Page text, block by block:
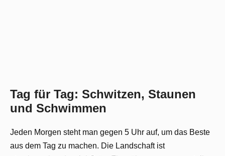
Tag für Tag: Schwitzen, Staunen
und Schwimmen
Jeden Morgen steht man gegen 5 Uhr auf, um das Beste
aus dem Tag zu machen. Die Landschaft ist